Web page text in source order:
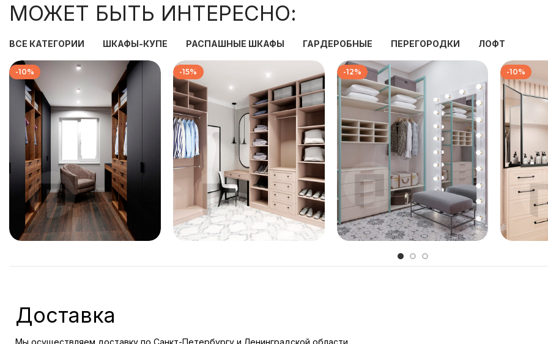
МОЖЕТ БЫТЬ ИНТЕРЕСНО:
ВСЕ КАТЕГОРИИ ШКАФЫ-КУПЕ РАСПАШНЫЕ ШКАФЫ ГАРДЕРОБНЫЕ ПЕРЕГОРОДКИ ЛОФТ
-10%
186 000 ₽
207 333
₽
-15%
219 333₽
258 000₽
-12%
139 333
₽
158 667
₽
-10%
Доставка
Мы осуществляем доставку по Санкт-Петербургу и Ленинградской области.